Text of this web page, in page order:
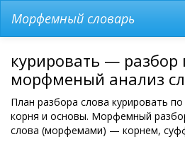
Морфемный словарь
курировать — разбор
морфменый анализ
План разбора слова курировать
корня и основы. Морфемный
слова (морфемами) — корнем,